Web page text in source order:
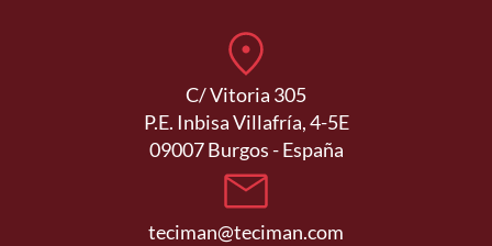
C/ Vitoria 305
P.E. Inbisa Villafría, 4-5E
09007 Burgos - España
teciman@teciman.com